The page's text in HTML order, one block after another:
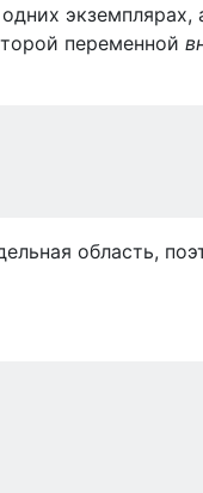
экземплярах,
переменной
область,